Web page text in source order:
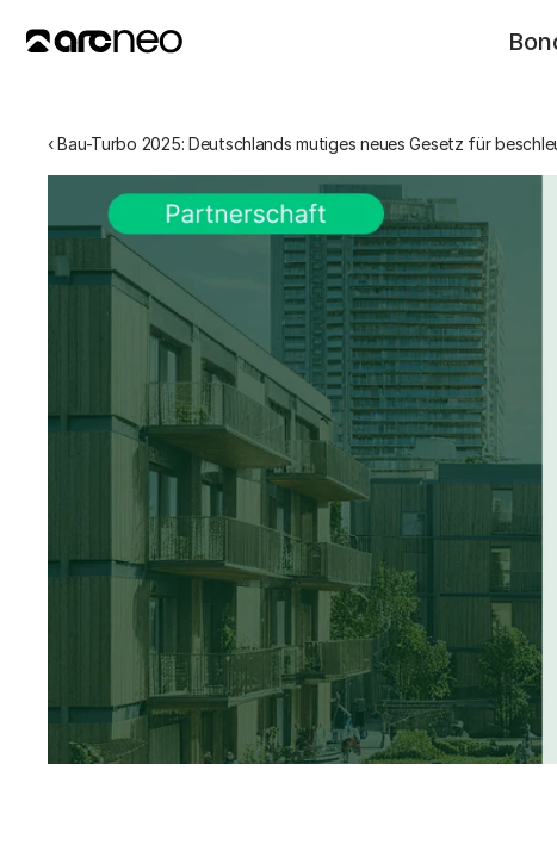
‹ Bau-Turbo 2025: Deutschlands mutiges neues Gesetz für